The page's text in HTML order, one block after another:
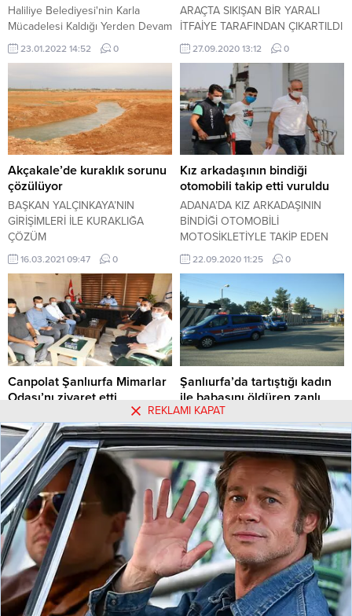
Haliliye Belediyesi'nin Karla
Mücadelesi Kaldığı Yerden Devam
23.01.2022 14:52 0
ARAÇTA SIKIŞAN BİR YARALI
İTFAİYE TARAFINDAN ÇIKARTILDI
27.09.2020 13:12 0
Akçakale’de kuraklık sorunu
çözülüyor
BAŞKAN YALÇINKAYA’NIN
GİRİŞİMLERİ İLE KURAKLIĞA
ÇÖZÜM
16.03.2021 09:47 0
Kız arkadaşının bindiği
otomobili takip etti vuruldu
ADANA’DA KIZ ARKADAŞININ
BİNDİĞİ OTOMOBİLİ
MOTOSİKLETİYLE TAKİP EDEN
KİŞİ ÇIKAN TARTIŞMA SONUCU
VURULDU.
22.09.2020 11:25 0
Canpolat Şanlıurfa Mimarlar
Odası’nı ziyaret etti
Haliliye Belediye Başkanı Mehmet
Canpolat, Şanlıurfa Mimarlar
Odası Başkanı Ferhat Karadağ’ı
ziyaret ederek ilçenin kent
estetiği ile ilgili bilgi alışverişinde
bulundu.
26.09.2020 09:32 0
Şanlıurfa’da tartıştığı kadın
ile babasını öldüren zanlı
yakalandı
Şanlıurfa'nın Siverek ilçesinde
tartıştığı kadın ile babasını
öldüren zanlı gözaltına alındı.
25.06.2020 20:16 0
Hakkımızda Kullanım Koşulları
Gizlilik Politikası Burçlar
Tüm Yazarlar Künye
REKLAMI KAPAT